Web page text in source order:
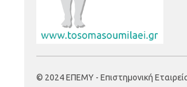
© 2024 ΕΠΕΜΥ - Επιστημονική